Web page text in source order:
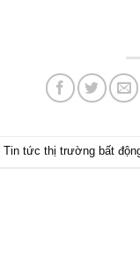
Tin tức thị trường bất